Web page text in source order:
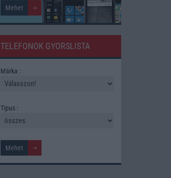
TELEFONOK GYORSLISTA
Márka :
Tipus :